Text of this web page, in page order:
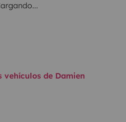
vehículos de Damien